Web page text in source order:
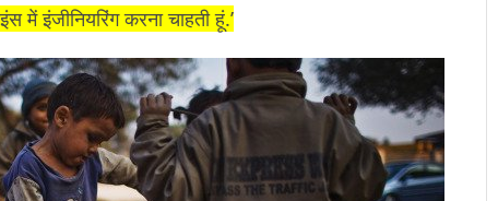
इंजीनियरिंग करना चाहती हूं.’